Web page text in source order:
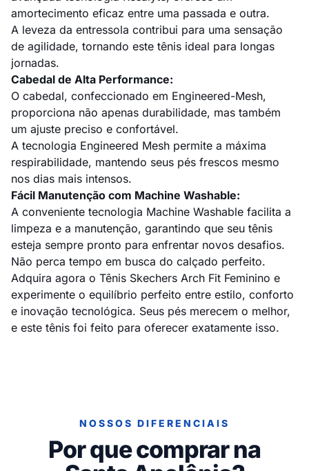
amortecimento eficaz entre uma passada e outra.
A leveza da entressola contribui para uma sensação
de agilidade, tornando este tênis ideal para longas
jornadas.
Cabedal de Alta Performance:
O cabedal, confeccionado em Engineered-Mesh,
proporciona não apenas durabilidade, mas também
um ajuste preciso e confortável.
A tecnologia Engineered Mesh permite a máxima
respirabilidade, mantendo seus pés frescos mesmo
nos dias mais intensos.
Fácil Manutenção com Machine Washable:
A conveniente tecnologia Machine Washable facilita a
limpeza e a manutenção, garantindo que seu tênis
esteja sempre pronto para enfrentar novos desafios.
Não perca tempo em busca do calçado perfeito.
Adquira agora o Tênis Skechers Arch Fit Feminino e
experimente o equilíbrio perfeito entre estilo, conforto
e inovação tecnológica. Seus pés merecem o melhor,
e este tênis foi feito para oferecer exatamente isso.
NOSSOS DIFERENCIAIS
Por que comprar na